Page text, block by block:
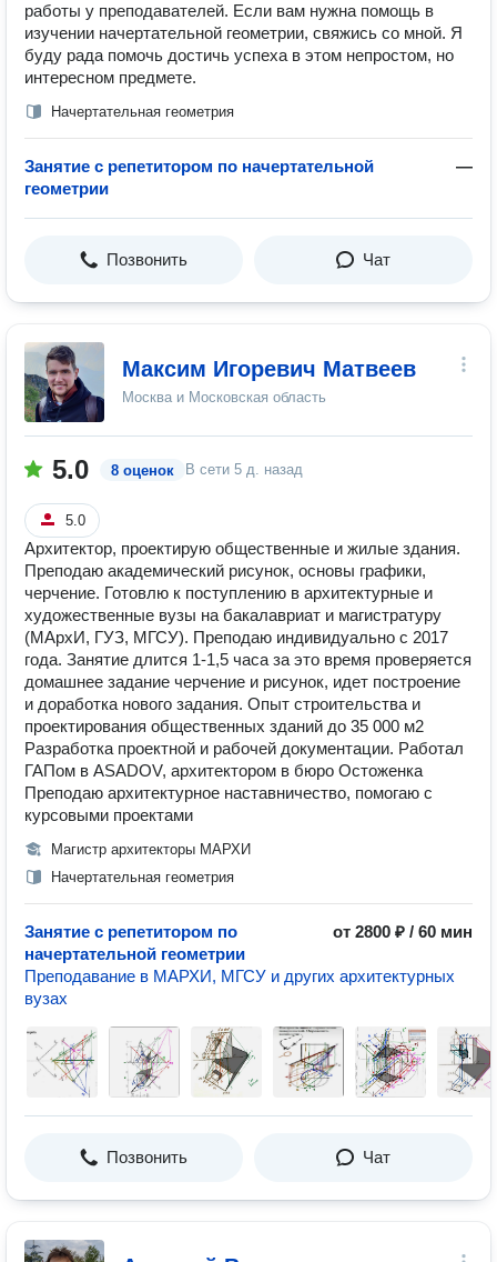
работы у преподавателей. Если вам нужна помощь в
изучении начертательной геометрии, свяжись со мной. Я
буду рада помочь достичь успеха в этом непростом, но
интересном предмете.
Начертательная геометрия
Занятие с репетитором по начертательной
геометрии
—
Позвонить Чат
Максим Игоревич Матвеев
Москва и Московская область
5.0 8 оценок В сети 5 д. назад
5.0
Архитектор, проектирую общественные и жилые здания.
Преподаю академический рисунок, основы графики,
черчение. Готовлю к поступлению в архитектурные и
художественные вузы на бакалавриат и магистратуру
(МАрхИ, ГУЗ, МГСУ). Преподаю индивидуально с 2017
года. Занятие длится 1-1,5 часа за это время проверяется
домашнее задание черчение и рисунок, идет построение
и доработка нового задания. Опыт строительства и
проектирования общественных зданий до 35 000 м2
Разработка проектной и рабочей документации. Работал
ГАПом в ASADOV, архитектором в бюро Остоженка
Преподаю архитектурное наставничество, помогаю с
курсовыми проектами
Магистр архитекторы МАРХИ
Начертательная геометрия
Занятие с репетитором по
начертательной геометрии
от 2800 ₽ / 60 мин
Преподавание в МАРХИ, МГСУ и других архитектурных
вузах
Позвонить Чат